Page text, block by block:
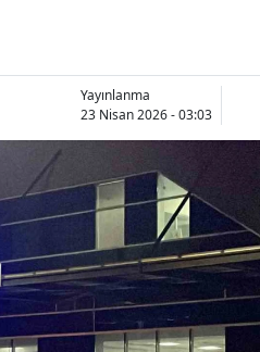
Yayınlanma
23 Nisan 2026 - 03:03